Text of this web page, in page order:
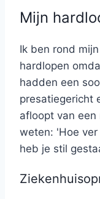
Mijn
Ik ben rond
hardlopen
hadden een
presatiegericht
afloopt van
weten: 'Hoe
heb je stil